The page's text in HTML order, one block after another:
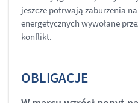
jeszcze potrwają zaburzenia
energetycznych wywołane
konflikt.
OBLIGACJE